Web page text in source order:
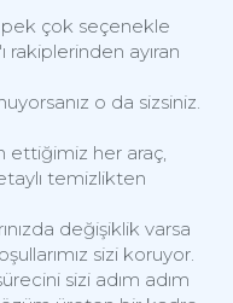
pek çok seçenekle
rakiplerinden ayıran
o da sizsiniz.
ettiğimiz her araç,
temizlikten
değişiklik varsa
sizi koruyor.
sizi adım adım